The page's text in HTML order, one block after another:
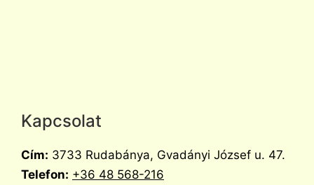
Kapcsolat
Cím: 3733 Rudabánya, Gvadányi József u. 47.
Telefon: +36 48 568-216